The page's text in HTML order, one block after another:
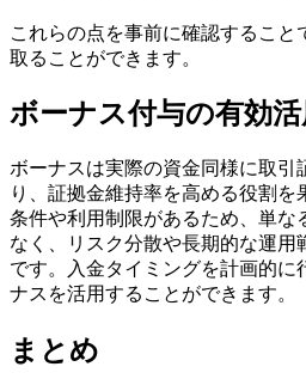
これらの点を事前に確認すること
取ることができます。
ボーナス付与の有効
ボーナスは実際の資金同様に取引
り、証拠金維持率を高める役割を
条件や利用制限があるため、単な
なく、リスク分散や長期的な運用
です。入金タイミングを計画的に
ナスを活用することができます。
まとめ